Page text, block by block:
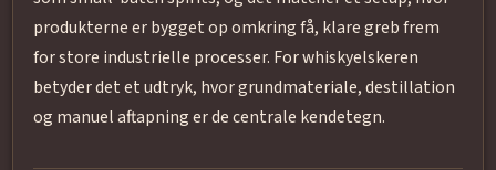
produkterne er bygget op omkring få, klare greb frem
for store industrielle processer. For whiskyelskeren
betyder det et udtryk, hvor grundmateriale, destillation
og manuel aftapning er de centrale kendetegn.